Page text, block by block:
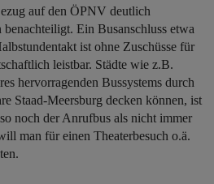
auf den ÖPNV deutlich
benachteiligt. Ein Busanschluss etwa
ist ohne Zuschüsse für
leistbar. Städte wie z.B.
hervorragenden Bussystems durch
Staad-Meersburg decken können, ist
noch der Anrufbus als nicht immer
man für einen Theaterbesuch o.ä.